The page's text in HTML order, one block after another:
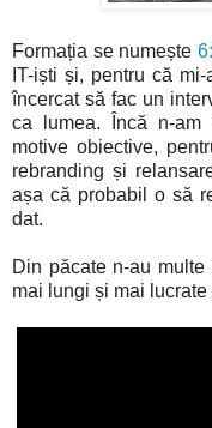
Formația se numește
IT-iști și, pentru că
încercat să fac un
ca lumea. Încă n-am
motive obiective,
rebranding și
așa că probabil o să
dat.
Din păcate n-au
mai lungi și mai